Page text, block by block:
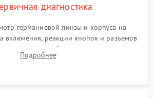
диагностика
германиевой линзы и корпуса на
включения, реакции кнопок и разъемов
вывода тепловой сигнатуры на экран,
функций и считывание системных
Подробнее